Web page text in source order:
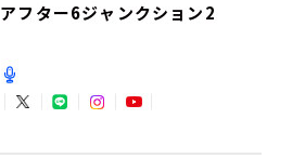
アフター6ジャンクション2